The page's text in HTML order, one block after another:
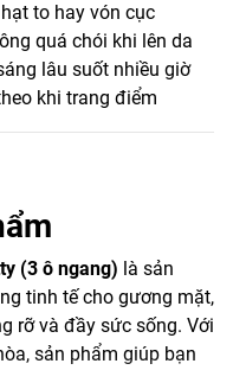
to hay vón cục
quá chói khi lên da
lâu suốt nhiều giờ
khi trang điểm
(3 ô ngang) là sản
tinh tế cho gương mặt,
rỡ và đầy sức sống. Với
sản phẩm giúp bạn